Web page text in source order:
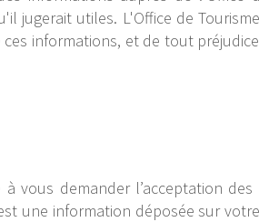
jugerait utiles. L'Office de
informations, et de tout
vous demander l’acceptation
une information déposée sur